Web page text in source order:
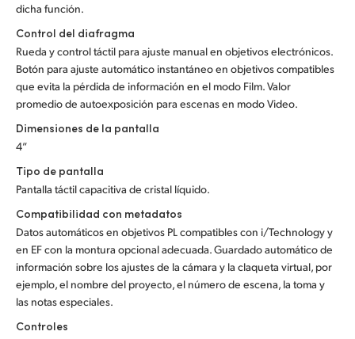
dicha función.
Control del diafragma
Rueda y control táctil para ajuste manual en objetivos electrónicos.
Botón para ajuste automático instantáneo en objetivos compatibles
que evita la pérdida de información en el modo Film. Valor
promedio de autoexposición para escenas en modo Video.
Dimensiones de la pantalla
4”
Tipo de pantalla
Pantalla táctil capacitiva de cristal líquido.
Compatibilidad con metadatos
Datos automáticos en objetivos PL compatibles con i/Technology y
en EF con la montura opcional adecuada. Guardado automático de
información sobre los ajustes de la cámara y la claqueta virtual, por
ejemplo, el nombre del proyecto, el número de escena, la toma y
las notas especiales.
Controles